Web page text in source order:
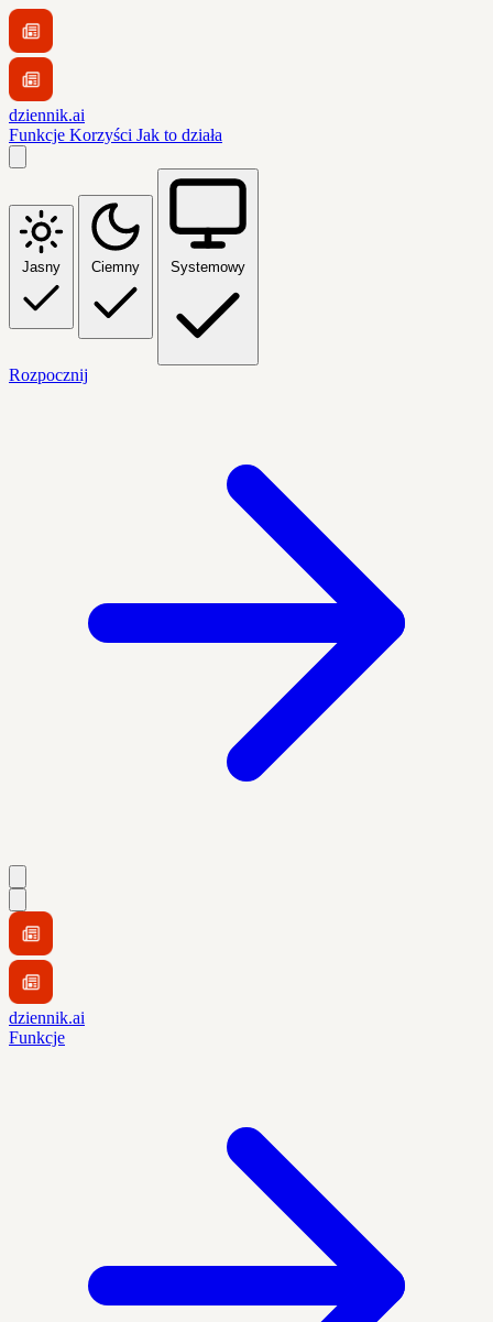
dziennik.ai
Funkcje Korzyści Jak to działa
Jasny Ciemny Systemowy
Rozpocznij
dziennik.ai
Funkcje